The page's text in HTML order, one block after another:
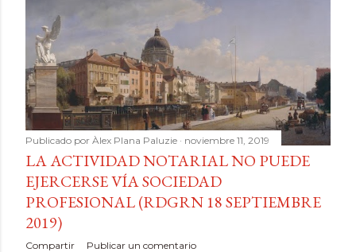
Publicado por Àlex Plana Paluzie noviembre 11, 2019
LA ACTIVIDAD NOTARIAL NO PUEDE
EJERCERSE VÍA SOCIEDAD
PROFESIONAL (RDGRN 18 SEPTIEMBRE
2019)
Compartir Publicar un comentario